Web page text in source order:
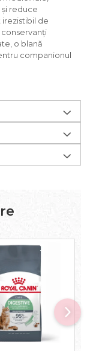
și reduce
irezistibil de
conservanți
o blană
companionul